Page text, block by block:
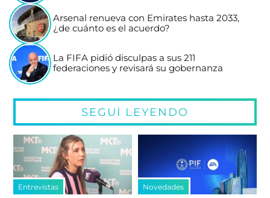
Arsenal renueva con Emirates hasta 2033,
¿de cuánto es el acuerdo?
La FIFA pidió disculpas a sus 211
federaciones y revisará su gobernanza
SEGUÍ LEYENDO
Entrevistas Novedades